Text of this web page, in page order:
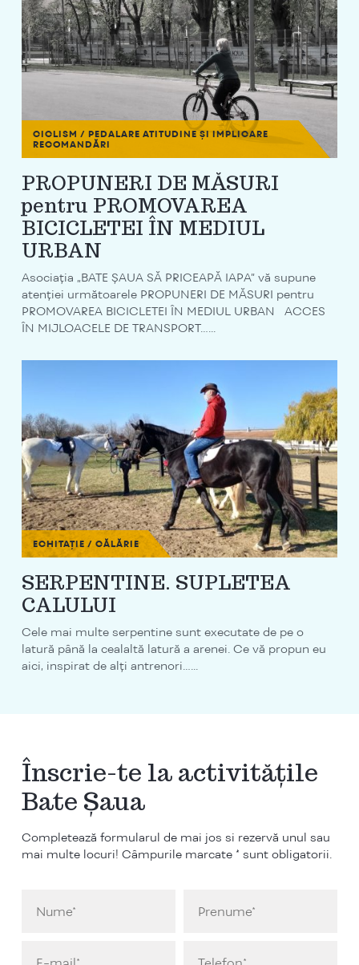
CICLISM / PEDALARE ATITUDINE ȘI IMPLICARE
RECOMANDĂRI
PROPUNERI DE MĂSURI
pentru PROMOVAREA
BICICLETEI ÎN MEDIUL
URBAN
Asociaţia „BATE ŞAUA SĂ PRICEAPĂ IAPA” vă supune
atenţiei următoarele PROPUNERI DE MĂSURI pentru
PROMOVAREA BICICLETEI ÎN MEDIUL URBAN ACCES
ÎN MIJLOACELE DE TRANSPORT…...
ECHITAȚIE / CĂLĂRIE
SERPENTINE. SUPLETEA
CALULUI
Cele mai multe serpentine sunt executate de pe o
latură până la cealaltă latură a arenei. Ce vă propun eu
aici, inspirat de alți antrenori…...
Înscrie-te la activitățile
Bate Șaua
Completează formularul de mai jos si rezervă unul sau
mai multe locuri! Câmpurile marcate * sunt obligatorii.